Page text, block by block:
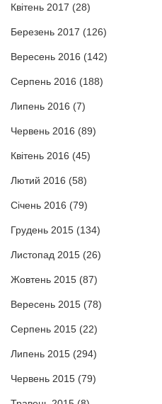
Квітень 2017 (28)
Березень 2017 (126)
Вересень 2016 (142)
Серпень 2016 (188)
Липень 2016 (7)
Червень 2016 (89)
Квітень 2016 (45)
Лютий 2016 (58)
Січень 2016 (79)
Грудень 2015 (134)
Листопад 2015 (26)
Жовтень 2015 (87)
Вересень 2015 (78)
Серпень 2015 (22)
Липень 2015 (294)
Червень 2015 (79)